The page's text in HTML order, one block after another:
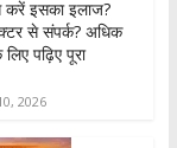
करें इसका इलाज?
से संपर्क? अधिक
पढ़िए पूरा
2026